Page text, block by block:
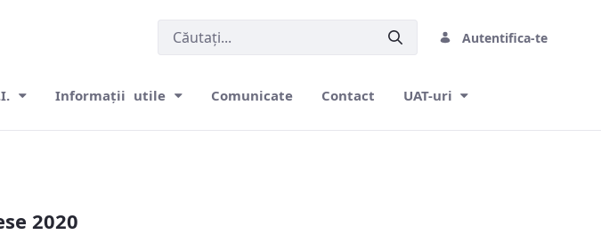
Autentifica-te
Informații utile Comunicate Contact UAT-uri
2020